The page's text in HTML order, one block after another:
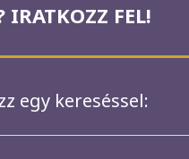
IRATKOZZ FEL!
egy kereséssel: